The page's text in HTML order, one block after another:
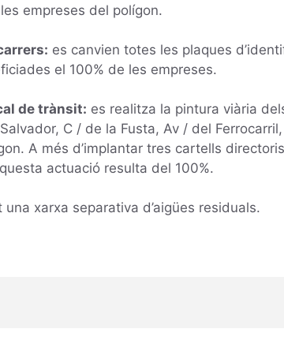
empreses del polígon.
es canvien totes les plaques
el 100% de les empreses.
de trànsit: es realitza la pintura viària
C / de la Fusta, Av / del
A més d’implantar tres cartells
actuació resulta del 100%.
una xarxa separativa d’aigües residuals.